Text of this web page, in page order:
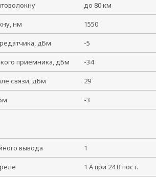
до 80 км
нм 1550
дБм -5
приемника, дБм -34
связи, дБм 29
-3
вывода 1
1 А при 24 В пост.